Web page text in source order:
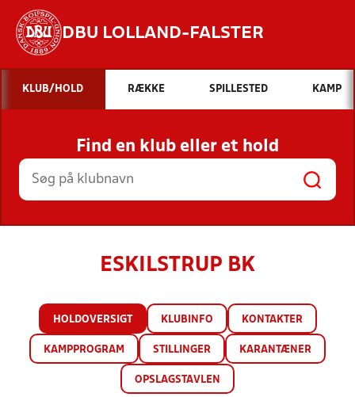
DBU LOLLAND-FALSTER
Hvad vil du søge efter?
INDHOLD OG NYHEDER
STILLINGER, RESULTATER, KLUBBER OG
HOLD
KLUB/HOLD RÆKKE SPILLESTED KAMP
Find en klub eller et hold
ESKILSTRUP BK
HOLDOVERSIGT KLUBINFO KONTAKTER
KAMPPROGRAM STILLINGER KARANTÆNER
OPSLAGSTAVLEN